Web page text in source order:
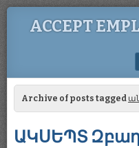
ACCEPT
SKIP TO CONTENT
Archive of posts tagged
ԱԿՍԵՊՏ